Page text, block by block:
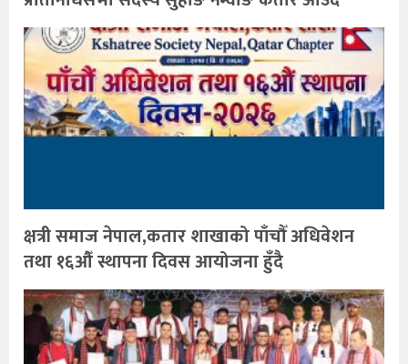
क्षत्री समाज नेपाल,कतार शाखाको पाँचौँ अधिवेशन
तथा १६औँ स्थापना दिवस आयोजना हुँदै